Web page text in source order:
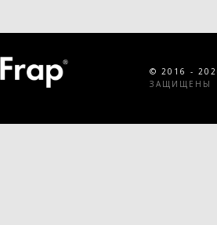
© 2016 -
ЗАЩИЩЕНЫ